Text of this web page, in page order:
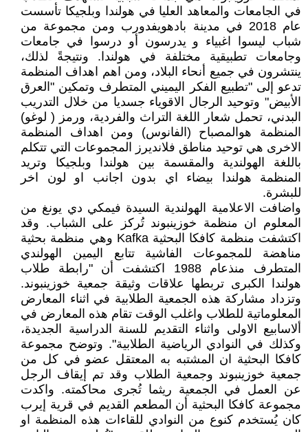
في الجامعات والمعاهد العليا في هولندا وبلجيكا تأسست
عام 2018 في مدينة بادهويفدورب ومن مجموعة من
شباب ليسوا اغبياء و يدرسون أو درسوا في جامعات
وجامعات تطبيقية مختلفة في هولندا. ونتيجةً لذلك،
ينتشرون في جميع أنحاء البلاد، ومن اهم اهداف المنظمة
تدعو إلى "تطبيع الفكر اليميني المتطرف وتمكين "العرق
الأبيض" وتوحيد الرجال الاقوياء جسديا من خلال التدريب
البدني، تحمل شعار اللغة التراث والفردية، ورمز ( لوغو)
المنظمة هوالمصباح (الفانوس) ومن اهداف المنظمة
الاخرى هي توحيد مناطق فلانديرز المجموعات التي تتكلم
باللغة الهولندية والمقسمة بين هولندا وبلجيكا وتريد
المنظمة هولندا بيضاء اي بدون اجانب او لون اخر
للبشرة.
واضافت الاعلامية الهولندية السيدة فيمكي دي يونغ من
المعلوم ان منظمة خوزينبوند تُركز على الشباب. وقد
اكتشفت منظمة كافكا البحثية Kafka وهي منظمة بحثية
مناهضة للمجموعات الفاشية تتابع اليمين الهولندي
المتطرف منذعام 1988 اكتشفت أن "رابطة طلاب
هولندا الكبرى تربطها علاقات وثيقة جمعية خوزينبوند.
وتزداد مشاركة هذه الجمعية الطلابية في اثناء المعارض
المعلوماتية للطلاب واغلب الوقت تقام هذه المعارض في
ألاسابيع الاولى واثناء التقديم للسنة الدراسية الجديدة،
وكذلك في النوادي الرياضية الطلابية". وتوضح مجموعة
كافكا البحثية ان المشتبه به المعتقل عضو في كل من
جمعية خوزينبوند وجمعية الطلاب وقد تم إيقاف الرجل
عن العمل في الجمعية ريثما تُجرى محاكمته. واكدت
مجموعة كافكا البحثية أن المطعم القديم في قرية إيرب
كان يُستخدم كنوع من النوادي للقاءات هذه المنظمة او